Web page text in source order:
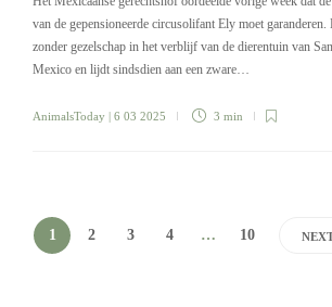
van de gepensioneerde circusolifant Ely moet
zonder gezelschap in het verblijf van de dierentuin van
Mexico en lijdt sindsdien aan een zware…
AnimalsToday | 6 03 2025 3 min
1 2 3 4 … 10